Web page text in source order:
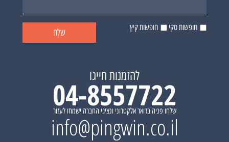
חופשות סקי חופשות קיץ
להזמנות חייגו
04-8557722
שלחו פניה בדואר אלקטרוני ונציגי החברה ישמחו לעזור
info@pingwin.co.il